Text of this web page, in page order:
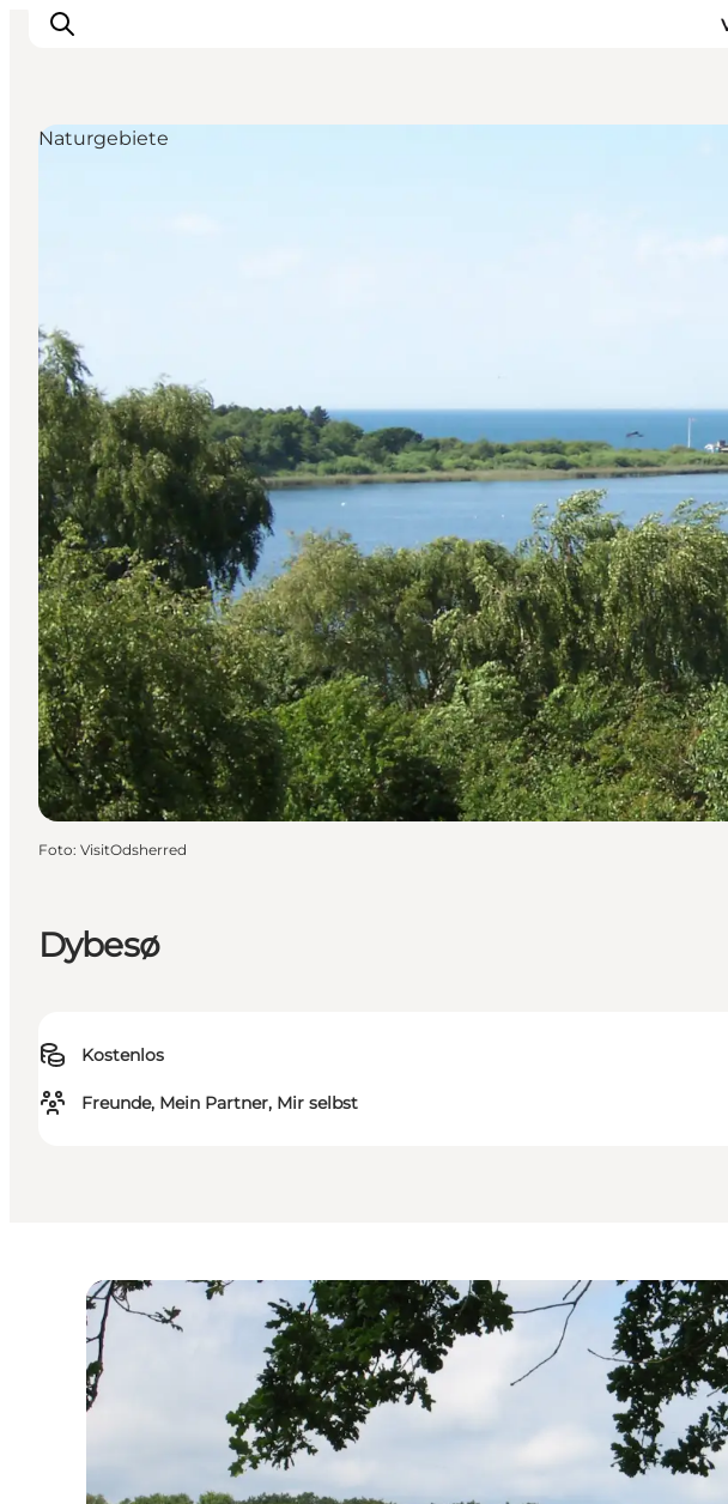
Nützliches
Dybesø
Kostenlos
Freunde, Mein Partner, Mir selbst
Naturgebiete
Foto: VisitOdsherred